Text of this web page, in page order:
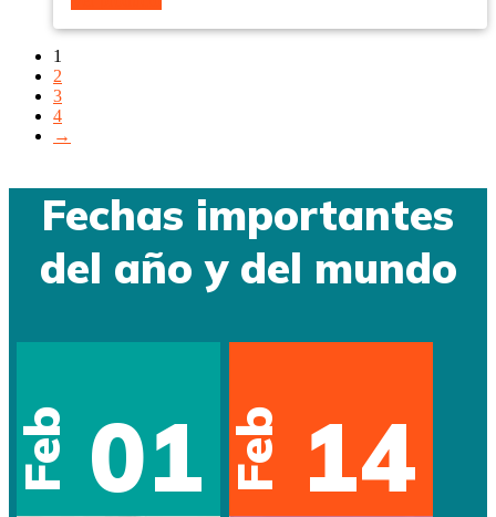
1
2
3
4
→
Fechas importantes
del año y del mundo
Feb 01 Feb 14